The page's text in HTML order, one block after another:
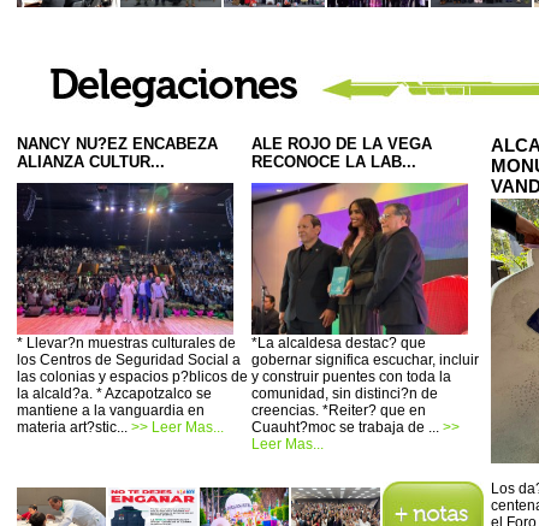
NANCY NU?EZ ENCABEZA
ALIANZA CULTUR...
* Llevar?n muestras culturales de
los Centros de Seguridad Social a
las colonias y espacios p?blicos de
la alcald?a. * Azcapotzalco se
mantiene a la vanguardia en
materia art?stic... >> Leer Mas...
ALE ROJO DE LA VEGA
RECONOCE LA LAB...
*La alcaldesa destac? que
gobernar significa escuchar, incluir
y construir puentes con toda la
comunidad, sin distinci?n de
creencias. *Reiter? que en
Cuauht?moc se trabaja de ... >>
Leer Mas...
Los
el